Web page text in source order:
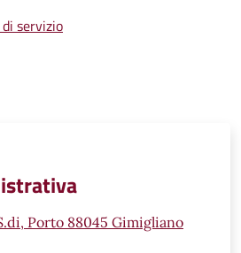
servizio
Porto 88045 Gimigliano